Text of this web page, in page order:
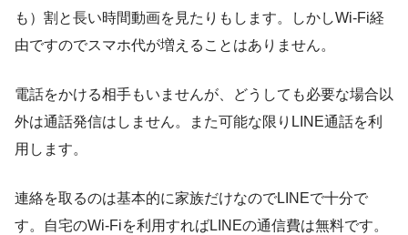
も）割と長い時間動画を見たりもします。しかしWi-Fi経
由ですのでスマホ代が増えることはありません。
電話をかける相手もいませんが、どうしても必要な場合以
外は通話発信はしません。また可能な限りLINE通話を利
用します。
連絡を取るのは基本的に家族だけなのでLINEで十分で
す。自宅のWi-Fiを利用すればLINEの通信費は無料です。